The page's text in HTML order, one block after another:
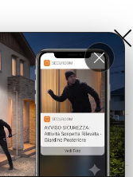
DI MANO:
Home
Cronaca